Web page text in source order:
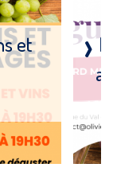
et
›